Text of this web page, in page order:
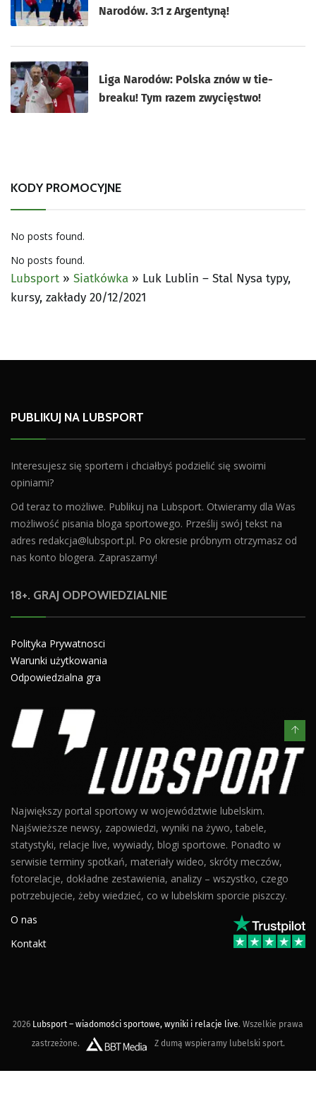
Narodów. 3:1 z Argentyną!
Liga Narodów: Polska znów w tie-
breaku! Tym razem zwycięstwo!
KODY PROMOCYJNE
No posts found.
No posts found.
Lubsport » Siatkówka » Luk Lublin – Stal Nysa typy,
kursy, zakłady 20/12/2021
PUBLIKUJ NA LUBSPORT
Interesujesz się sportem i chciałbyś podzielić się swoimi
opiniami?
Od teraz to możliwe. Publikuj na Lubsport. Otwieramy dla Was
możliwość pisania bloga sportowego. Prześlij swój tekst na
adres redakcja@lubsport.pl. Po okresie próbnym otrzymasz od
nas konto blogera. Zapraszamy!
18+. GRAJ ODPOWIEDZIALNIE
Polityka Prywatnosci
Warunki użytkowania
Odpowiedzialna gra
Największy portal sportowy w województwie lubelskim.
Najświeższe newsy, zapowiedzi, wyniki na żywo, tabele,
statystyki, relacje live, wywiady, blogi sportowe. Ponadto w
serwisie terminy spotkań, materiały wideo, skróty meczów,
fotorelacje, dokładne zestawienia, analizy – wszystko, czego
potrzebujecie, żeby wiedzieć, co w lubelskim sporcie piszczy.
O nas
Kontakt
2026 Lubsport – wiadomości sportowe, wyniki i relacje live. Wszelkie prawa
zastrzeżone.
Z dumą wspieramy lubelski sport.